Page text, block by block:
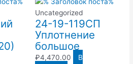
Uncategorized
24-19-119СП
Уплотнение
большое
₽4,470.00
В